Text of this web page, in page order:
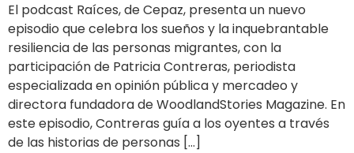
El podcast Raíces, de Cepaz, presenta un nuevo
episodio que celebra los sueños y la inquebrantable
resiliencia de las personas migrantes, con la
participación de Patricia Contreras, periodista
especializada en opinión pública y mercadeo y
directora fundadora de WoodlandStories Magazine. En
este episodio, Contreras guía a los oyentes a través
de las historias de personas […]